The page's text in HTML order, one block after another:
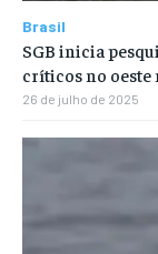
Brasil
SGB inicia
críticos no
26 de julho de 2025